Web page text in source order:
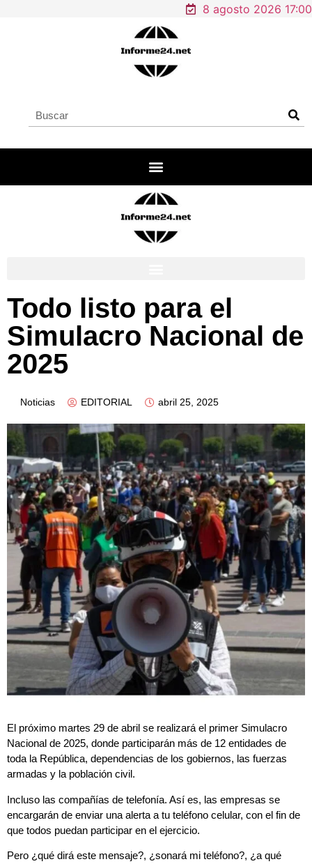
8 agosto 2026 17:00
Todo listo para el
Simulacro Nacional de
2025
Noticias EDITORIAL abril 25, 2025
El próximo martes 29 de abril se realizará el primer Simulacro
Nacional de 2025, donde participarán más de 12 entidades de
toda la República, dependencias de los gobiernos, las fuerzas
armadas y la población civil.
Incluso las compañías de telefonía. Así es, las empresas se
encargarán de enviar una alerta a tu teléfono celular, con el fin de
que todos puedan participar en el ejercicio.
Pero ¿qué dirá este mensaje?, ¿sonará mi teléfono?, ¿a qué